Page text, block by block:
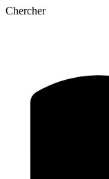
Chercher